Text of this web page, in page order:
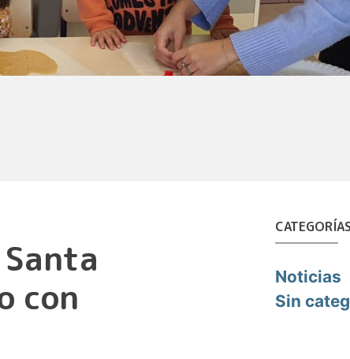
con
CATEGORÍAS
Noticias
Sin